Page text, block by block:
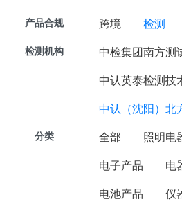
产品合规 跨境 检测
检测机构 中检集团南方测
中认英泰检测技
中认（沈阳）北
分类 全部 照明电
电子产品 电
电池产品 仪